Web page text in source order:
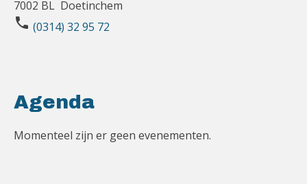
7002 BL Doetinchem
phone (0314) 32 95 72
Agenda
Momenteel zijn er geen evenementen.